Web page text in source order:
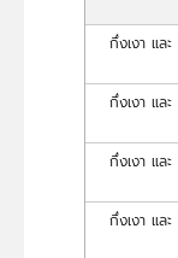
กึ่งเงา แล
กึ่งเงา แล
กึ่งเงา แล
กึ่งเงา แล